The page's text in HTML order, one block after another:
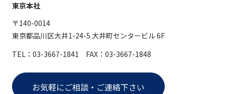
東京本社
〒140-0014
東京都品川区大井1-24-5 大井町センタービル 6F
TEL：03-3667-1841 FAX：03-3667-1848
お気軽にご相談・ご連絡下さい